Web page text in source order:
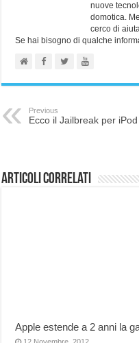
nuove
domotica.
cerco di
Se hai bisogno di qualche
Previous
Ecco il Jailbreak per
Articoli correlati
Apple estende a 2 anni la